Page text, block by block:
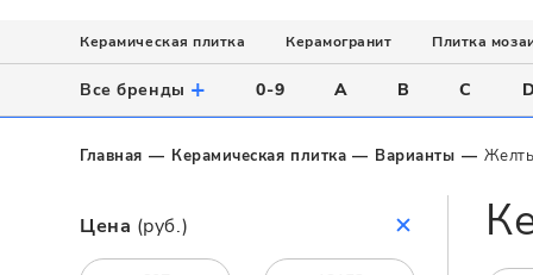
Керамическая плитка
Использование
Напольное
Настенное
Назначение
Для ванной
Стиль
Современный
Пэчворк
Керамогранит
Назначение
Для ванной
Напольное
Поверхность
Матовая
Полированная
Плитка
Назначение
Для ванной
Для бассейна
Цвет
Белый
Серый
Все бренды + 0-9 A B C D
Главная Керамическая плитка Варианты
Цена (руб.)